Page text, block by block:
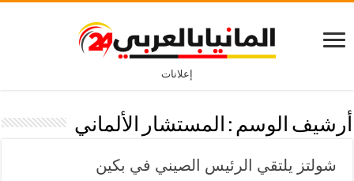
إعلانات
أرشيف الوسم : المستشار الألماني
شولتز يلتقي الرئيس الصيني في بكين